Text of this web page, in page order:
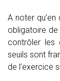
A noter
obligatoire
contrôler les
seuils sont
de l’exercice